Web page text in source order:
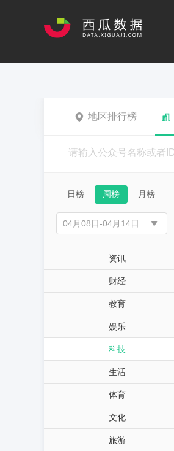
地区排行榜
日榜 周榜 月榜
资讯
财经
教育
娱乐
科技
生活
体育
文化
旅游